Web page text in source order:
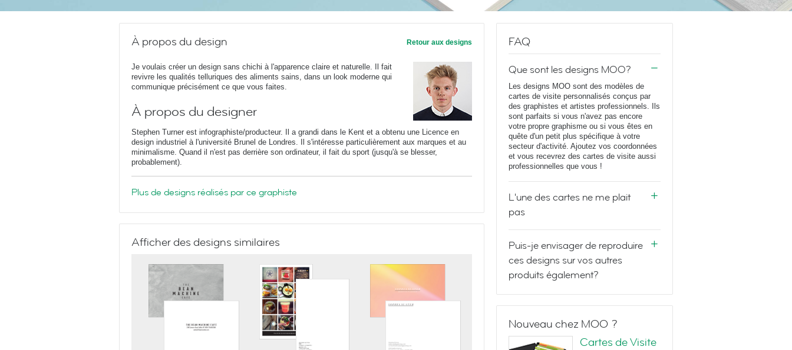
À propos du design Retour aux designs
Je voulais créer un design sans chichi à l'apparence claire et naturelle. Il fait
revivre les qualités telluriques des aliments sains, dans un look moderne qui
communique précisément ce que vous faites.
À propos du designer
Stephen Turner est infographiste/producteur. Il a grandi dans le Kent et a obtenu une Licence en
design industriel à l'université Brunel de Londres. Il s'intéresse particulièrement aux marques et au
minimalisme. Quand il n'est pas derrière son ordinateur, il fait du sport (jusqu'à se blesser,
probablement).
Plus de designs réalisés par ce graphiste
Afficher des designs similaires
FAQ
Que sont les designs MOO?
Les designs MOO sont des modèles de
cartes de visite personnalisés conçus par
des graphistes et artistes professionnels. Ils
sont parfaits si vous n'avez pas encore
votre propre graphisme ou si vous êtes en
quête d'un petit plus spécifique à votre
secteur d'activité. Ajoutez vos coordonnées
et vous recevrez des cartes de visite aussi
professionnelles que vous !
L'une des cartes ne me plait
pas
Puis-je envisager de reproduire
ces designs sur vos autres
produits également?
Nouveau chez MOO ?
Cartes de Visite